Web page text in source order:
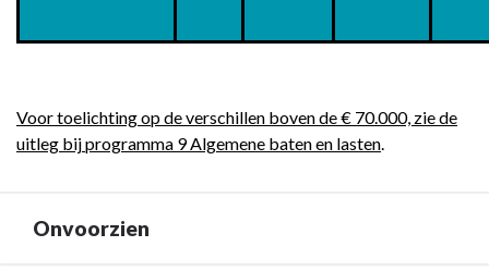
Voor toelichting op de verschillen boven de € 70.000, zie de
uitleg bij programma 9 Algemene baten en lasten.
Onvoorzien